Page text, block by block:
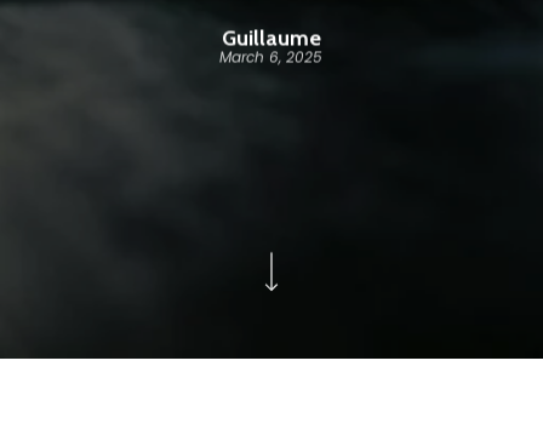
Guillaume
March 6, 2025